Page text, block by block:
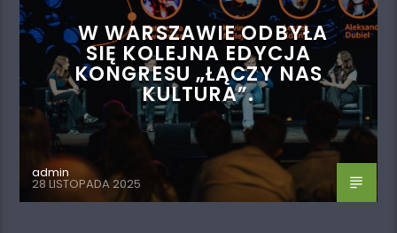
W WARSZAWIE ODBYŁA
SIĘ KOLEJNA EDYCJA
KONGRESU „ŁĄCZY NAS
KULTURA”.
admin
28 LISTOPADA 2025